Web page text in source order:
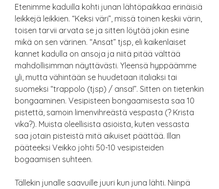
Etenimme kaduilla kohti junan lähtöpaikkaa erinäisiä
leikkejä leikkien. “Keksi väri”, missä toinen keskii värin,
toisen tarvii arvata se ja sitten löytää jokin esine
mikä on sen värinen. “Ansat” tjsp, eli kaikenlaiset
kannet kadulla on ansoja ja niitä pitää välttää
mahdollisimman näyttävästi. Yleensä hyppäämme
yli, mutta vähintään se huudetaan italiaksi tai
suomeksi “trappolo (tjsp) / ansa!”. Sitten on tietenkin
bongaaminen. Vesipisteen bongaamisesta saa 10
pistettä, samoin limenvihreästä vespasta (? Krista
vika?). Muista oleellisista asioista, kuten vessasta
saa jotain pisteistä mitä aikuiset päättää. Illan
pääteeksi Veikko johti 50-10 vesipisteiden
bogaamisen suhteen.
Tällekin junalle saavuille juuri kun juna lähti. Niinpä